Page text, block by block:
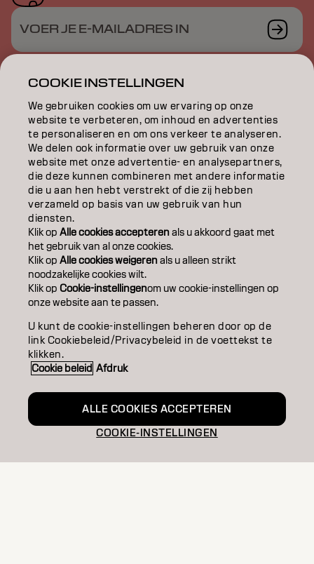
VOER JE E-MAILADRES IN
KLEUR
VERZORGING
TEXTUUR
STYLING
INSPIRATIE
EDUCATION
OVER
SALONVINDER
WORD PARTNER
PrivacyverklaringCookiebeleid
COOKIE INSTELLINGEN
We gebruiken cookies om uw ervaring op onze
website te verbeteren, om inhoud en advertenties
te personaliseren en om ons verkeer te analyseren.
We delen ook informatie over uw gebruik van onze
website met onze advertentie- en analysepartners,
die deze kunnen combineren met andere informatie
die u aan hen hebt verstrekt of die zij hebben
verzameld op basis van uw gebruik van hun
diensten.
Klik opAlle cookies accepterenals u akkoord gaat met
het gebruik van al onze cookies.
Klik opAlle cookies weigerenals u alleen strikt
noodzakelijke cookies wilt.
Klik opCookie-instellingenom uw cookie-instellingen op
onze website aan te passen.
U kunt de cookie-instellingen beheren door op de
link Cookiebeleid/Privacybeleid in de voettekst te
klikken.
Cookie beleid Afdruk
COOKIE-INSTELLINGEN
ALLE COOKIES ACCEPTEREN